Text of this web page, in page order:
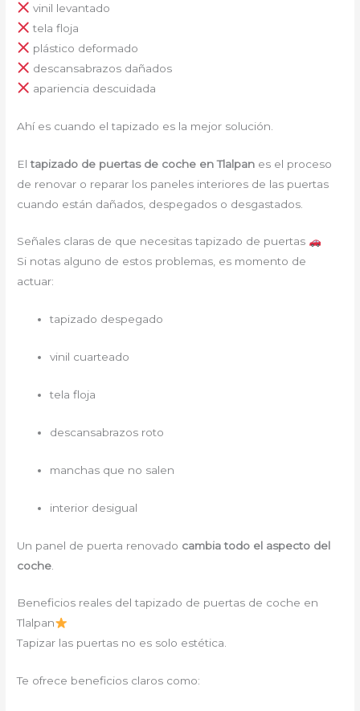
vinil levantado
tela floja
plástico deformado
descansabrazos dañados
apariencia descuidada
Ahí es cuando el tapizado es la mejor solución.
Eltapizado de puertas de coche en Tlalpan es el proceso
de renovar o reparar los paneles interiores de las puertas
cuando están dañados, despegados o desgastados.
Señales claras de que necesitas tapizado de puertas
Si notas alguno de estos problemas, es momento de
actuar:
tapizado despegado
vinil cuarteado
tela floja
descansabrazos roto
manchas que no salen
interior desigual
Un panel de puerta renovado cambia todo el aspecto del
coche
Beneficios reales del tapizado de puertas de coche en
Tlalpan
Tapizar las puertas no es solo estética.
Te ofrece beneficios claros como: